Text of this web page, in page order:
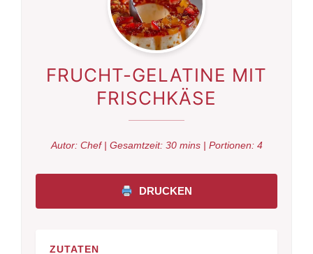
FRUCHT-GELATINE MIT
FRISCHKÄSE
Autor: Chef| Gesamtzeit: 30 mins| Portionen: 4
DRUCKEN
ZUTATEN